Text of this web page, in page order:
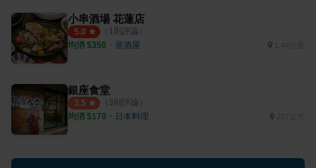
小串酒場 花蓮店
5.0 （ 1 則評論）
均消 $350 ・ 居酒屋 1.44公里
銀座食堂
3.5 （ 3則評論）
均消 $170 ・ 日本料理 257公尺